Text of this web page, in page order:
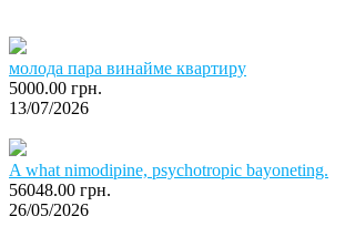
молода пара винайме квартиру
5000.00 грн.
13/07/2026
A what nimodipine, psychotropic bayoneting.
56048.00 грн.
26/05/2026